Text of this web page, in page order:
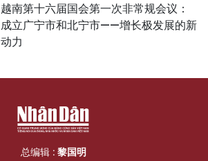
越南第十六届国会第一次非常规会议：
成立广宁市和北宁市——增长极发展的新
动力
总编辑 : 黎国明